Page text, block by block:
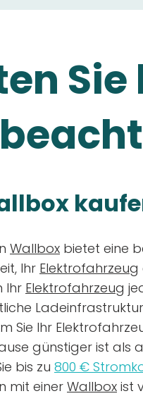
Wallbox bietet eine
Ihr Elektrofahrzeug
Ihr Elektrofahrzeug
Ladeinfrastruktur
Sie Ihr
günstiger ist als
bis zu 800 €
mit einerWallbox ist